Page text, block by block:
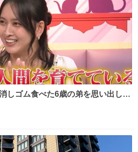
しゴム食べた6歳の弟を思い出しな